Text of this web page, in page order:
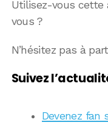
Utilisez-vous cette
vous ?
N’hésitez pas à
Suivez
Devenez fan